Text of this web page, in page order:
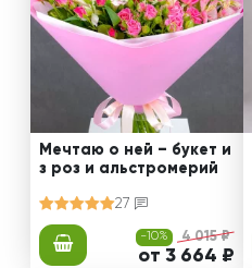
Мечтаю о ней – букет и
з роз и альстромерий
27
-10% 4 015 ₽
от 3 664 ₽